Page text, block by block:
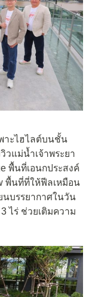
าะไฮไลต์บนชั้น
วแม่น้ำเจ้าพระยา
พื้นที่เอนกประสงค์
พื้นที่ที่ให้ฟีลเหมือน
นบรรยากาศในวัน
ไร่ ช่วยเติมความ